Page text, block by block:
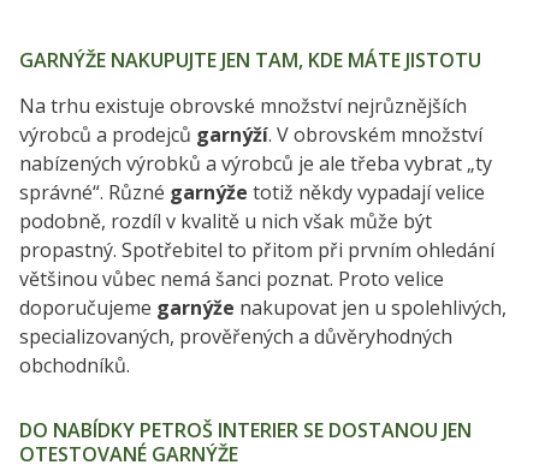
GARNÝŽE NAKUPUJTE JEN TAM, KDE MÁTE JISTOTU
Na trhu existuje obrovské množství nejrůznějších
výrobců a prodejců garnýží. V obrovském množství
nabízených výrobků a výrobců je ale třeba vybrat „ty
správné“. Různé garnýže totiž někdy vypadají velice
podobně, rozdíl v kvalitě u nich však může být
propastný. Spotřebitel to přitom při prvním ohledání
většinou vůbec nemá šanci poznat. Proto velice
doporučujeme garnýže nakupovat jen u spolehlivých,
specializovaných, prověřených a důvěryhodných
obchodníků.
DO NABÍDKY PETROŠ INTERIER SE DOSTANOU JEN
OTESTOVANÉ GARNÝŽE